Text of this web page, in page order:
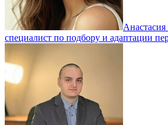
специалист по подбору и адаптации